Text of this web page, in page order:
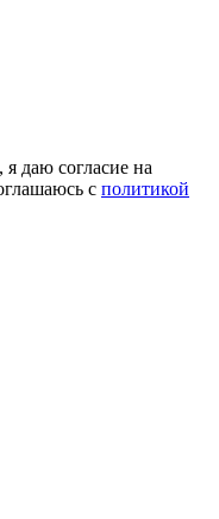
даю согласие на
с политикой